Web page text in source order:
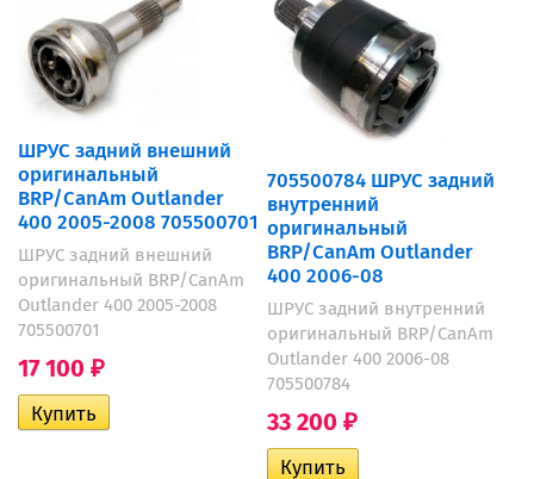
ШРУС задний внешний
оригинальный
BRP/CanAm Outlander
400 2005-2008 705500701
ШРУС задний внешний
оригинальный BRP/CanAm
Outlander 400 2005-2008
705500701
17 100 ₽
705500784 ШРУС задний
внутренний
оригинальный
BRP/CanAm Outlander
400 2006-08
ШРУС задний внутренний
оригинальный BRP/CanAm
Outlander 400 2006-08
705500784
33 200 ₽